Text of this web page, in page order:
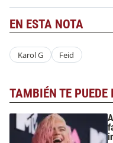
EN ESTA NOTA
Karol G Feid
TAMBIÉN TE PUEDE